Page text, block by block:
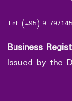
Tel: (+95) 9
Business
Issued by the